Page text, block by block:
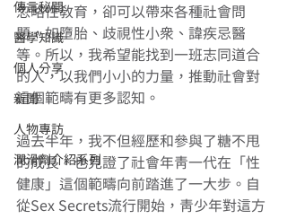
傳言秘聞
醫學知識
個人分享
新聞
人物專訪
潤滑劑介紹系列
忽略性教育，卻可以帶來各種社會問
題，如墮胎、歧視性小眾、諱疾忌醫
等。所以，我希望能找到一班志同道合
的人，以我們小小的力量，推動社會對
這個範疇有更多認知。
過去半年，我不但經歷和參與了糖不甩
的成長，也見證了社會年青一代在「性
健康」這個範疇向前踏進了一大步。自
從Sex Secrets流行開始，青少年對這方